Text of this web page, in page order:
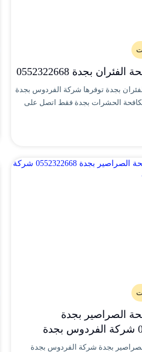
بجدة 0552322668
بجدة توفرها شركة الفردوس بجدة
الحشرات بجدة فقط اتصل على
الصراصير بجدة
بجدة شركة الفردوس بجدة